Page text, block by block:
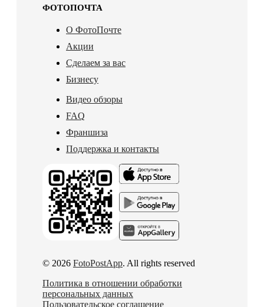
ФОТОПОЧТА
О ФотоПочте
Акции
Сделаем за вас
Бизнесу
Видео обзоры
FAQ
Франшиза
Поддержка и контакты
© 2026 FotoPostApp. All rights reserved
Политика в отношении обработки
персональных данных
Пользовательское соглашение